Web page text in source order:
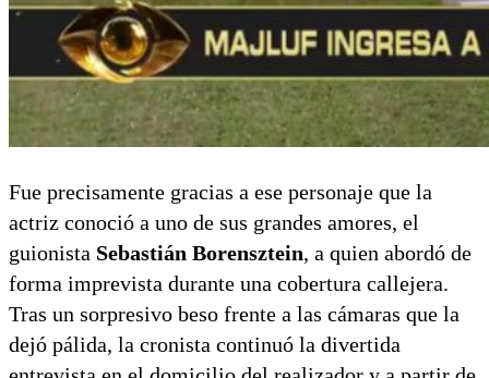
Fue precisamente gracias a ese personaje que la
actriz conoció a uno de sus grandes amores, el
guionista Sebastián Borensztein, a quien abordó de
forma imprevista durante una cobertura callejera.
Tras un sorpresivo beso frente a las cámaras que la
dejó pálida, la cronista continuó la divertida